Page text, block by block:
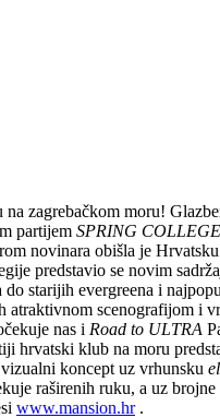
zagrebačkom moru!
partijem SPRING
novinara obišla je
predstavio se novim
starijih evergreena i
scenografijom
nas i Road to ULTRA
hrvatski klub na moru
koncept uz vrhunsku
raširenih ruku, a uz
www.mansion.hr.